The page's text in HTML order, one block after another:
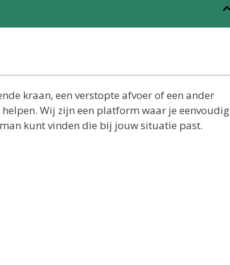
kraan, een verstopte afvoer of een ander
Wij zijn een platform waar je eenvoudig
kunt vinden die bij jouw situatie past.